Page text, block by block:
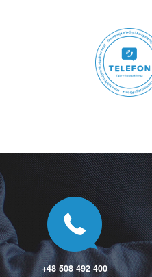
+48 508 492 400